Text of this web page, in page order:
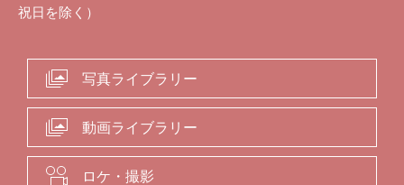
祝日を除く）
写真ライブラリー
動画ライブラリー
ロケ・撮影